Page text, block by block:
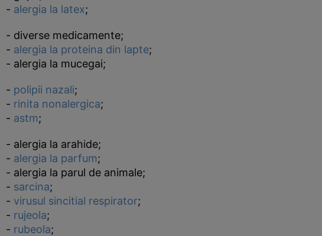
- alergia la latex;
- diverse medicamente;
- alergia la proteina din lapte;
- alergia la mucegai;
- polipii nazali;
- rinita nonalergica;
- astm;
- alergia la arahide;
- alergia la parfum;
- alergia la parul de animale;
- sarcina;
- virusul sincitial respirator;
- rujeola;
- rubeola;